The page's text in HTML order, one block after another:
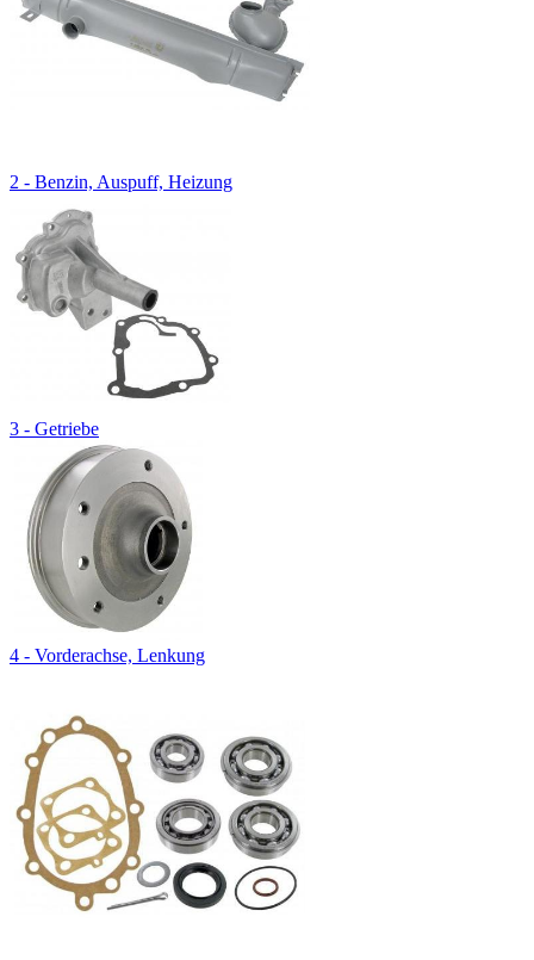
2 - Benzin, Auspuff, Heizung
3 - Getriebe
4 - Vorderachse, Lenkung